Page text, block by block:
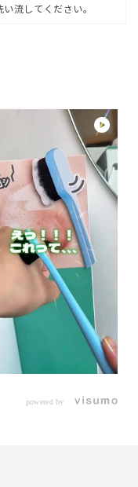
流してください。
powered by